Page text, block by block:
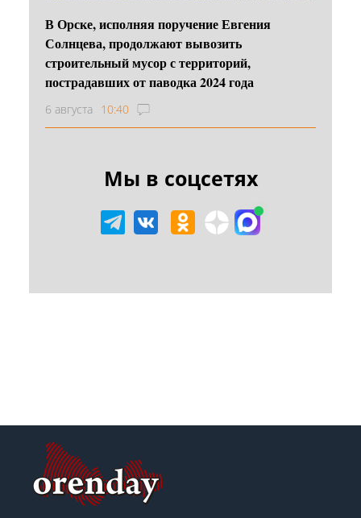
В Орске, исполняя поручение Евгения
Солнцева, продолжают вывозить
строительный мусор с территорий,
пострадавших от паводка 2024 года
6 августа 10:40
Мы в соцсетях